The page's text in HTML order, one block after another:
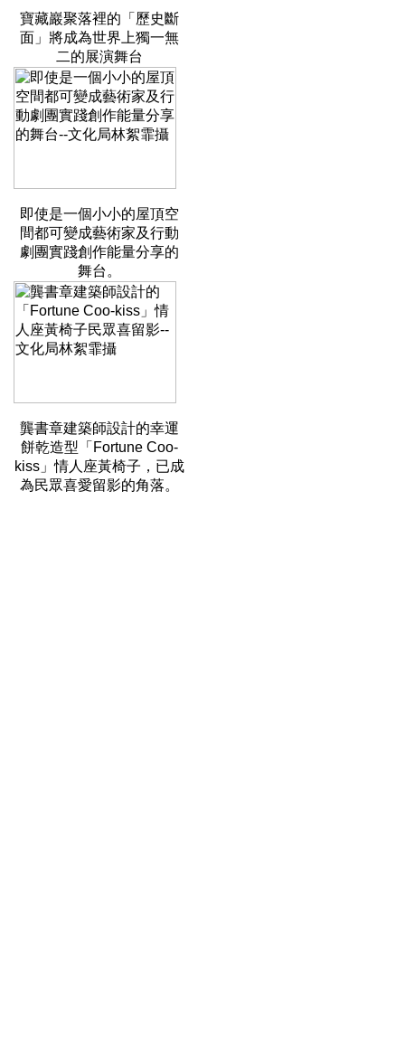
寶藏巖聚落裡的「歷史斷
面」將成為世界上獨一無
二的展演舞台
即使是一個小小的屋頂空
間都可變成藝術家及行動
劇團實踐創作能量分享的
舞台。
龔書章建築師設計的幸運
餅乾造型「Fortune Coo-
kiss」情人座黃椅子，已成
為民眾喜愛留影的角落。